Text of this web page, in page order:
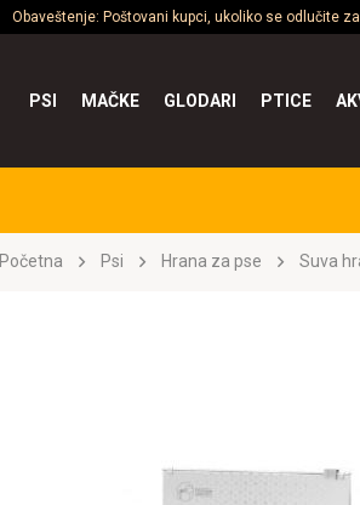
Obaveštenje: Poštovani kupci, ukoliko se odlučite
PSI MAČKE GLODARI PTICE
Početna Psi Hrana za pse Suva